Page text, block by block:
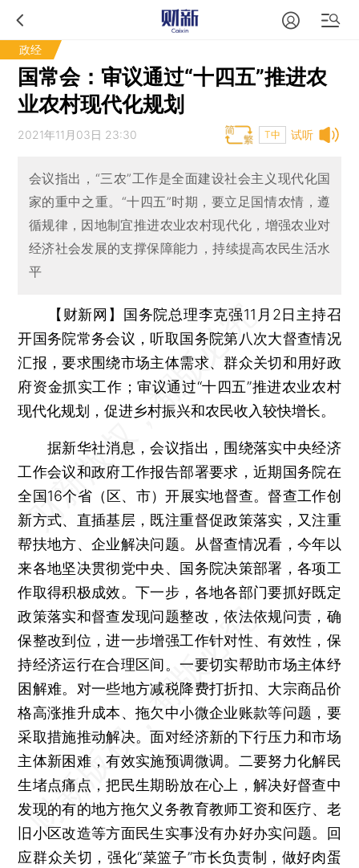
政经
国常会：审议通过“十四五”推进农
业农村现代化规划
试听
2021年11月03日 23:30 T中
会议指出，“三农”工作是全面建设社会主义现代化国
家的重中之重。“十四五”时期，要立足国情农情，遵
循规律，因地制宜推进农业农村现代化，增强农业对
经济社会发展的支撑保障能力，持续提高农民生活水
平
【财新网】
国务院总理李克强11月2日主持召
开国务院常务会议，听取国务院第八次大督查情况
汇报，要求围绕市场主体需求、群众关切和用好政
府资金抓实工作；审议通过“十四五”推进农业农村
现代化规划，促进乡村振兴和农民收入较快增长。
据新华社消息，会议指出，围绕落实中央经济
工作会议和政府工作报告部署要求，近期国务院在
全国16个省（区、市）开展实地督查。督查工作创
新方式、直插基层，既注重督促政策落实，又注重
帮扶地方、企业解决问题。从督查情况看，今年以
来各地坚决贯彻党中央、国务院决策部署，各项工
作取得积极成效。下一步，各地各部门要抓好既定
政策落实和督查发现问题整改，依法依规问责，确
保整改到位，进一步增强工作针对性、有效性，保
持经济运行在合理区间。一要切实帮助市场主体纾
困解难。对一些地方减税降费打折扣、大宗商品价
格高涨推升成本、拖欠中小微企业账款等问题，要
采取措施推动解决。面对经济新的下行压力和市场
主体新困难，有效实施预调微调。二要努力化解民
生堵点痛点，把民生期盼放在心上，解决好督查中
发现的有的地方拖欠义务教育教师工资和医疗、老
旧小区改造等方面民生实事没有办好办实问题。回
应群众关切，强化“菜篮子”市长负责制，做好肉蛋